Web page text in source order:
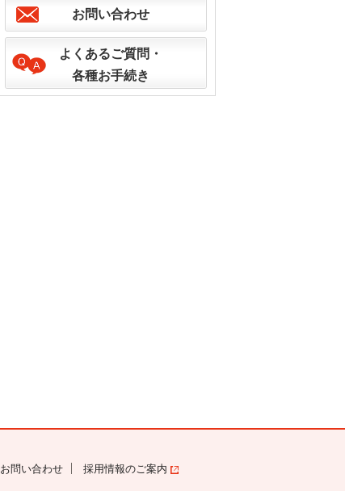
お問い合わせ
よくあるご質問・
各種お手続き
お問い合わせ 採用情報のご案内